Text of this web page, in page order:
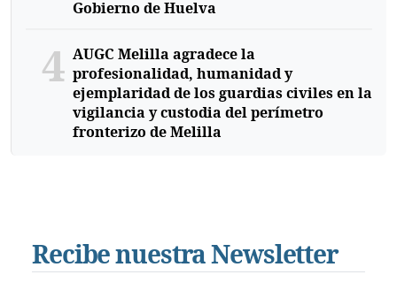
Gobierno de Huelva
4 AUGC Melilla agradece la
profesionalidad, humanidad y
ejemplaridad de los guardias civiles en la
vigilancia y custodia del perímetro
fronterizo de Melilla
Recibe nuestra Newsletter